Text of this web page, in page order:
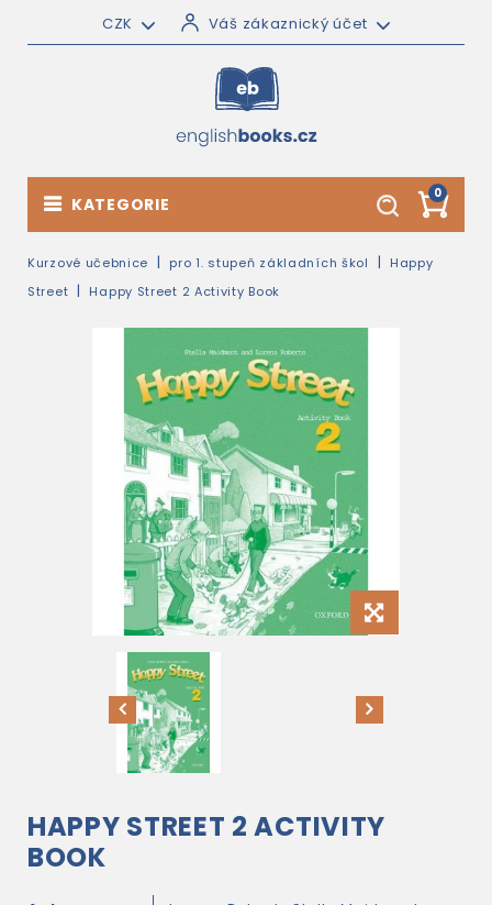
CZK Váš zákaznický účet
0
KATEGORIE
Kurzové učebnice pro 1. stupeň základních škol
Happy
Street
Happy Street 2 Activity Book
HAPPY STREET 2 ACTIVITY
BOOK